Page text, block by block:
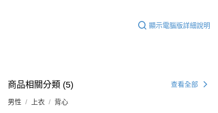
顯示電腦版詳細說明
商品相關分類 (5) 查看全部
男性 上衣 背心